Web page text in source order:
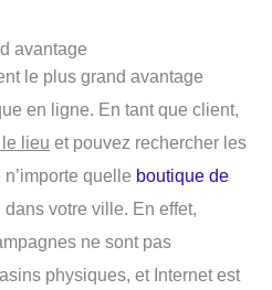
avantage
le plus grand avantage
en ligne. En tant que client,
lieu et pouvez rechercher les
quelle boutique de
dans votre ville. En effet,
ne sont pas
physiques, et Internet est